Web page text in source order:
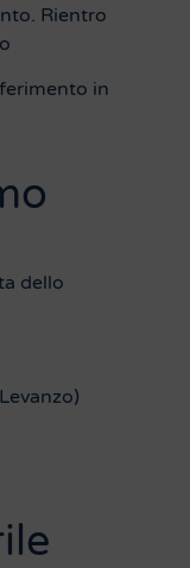
Rientro
in
dello